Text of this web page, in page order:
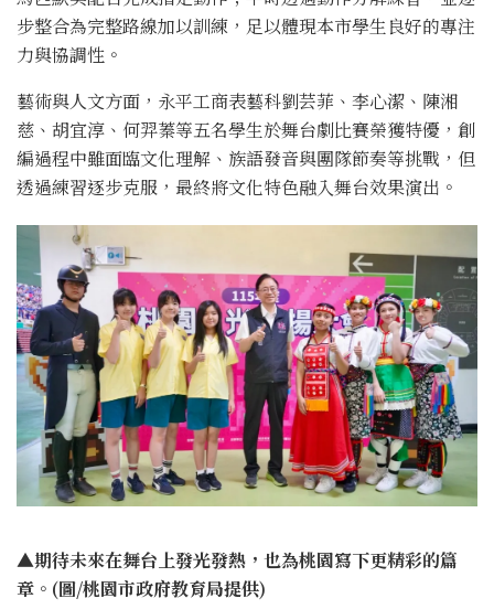
步整合為完整路線加以訓練，足以體現本市學生良好的專注
力與協調性。
藝術與人文方面，永平工商表藝科劉芸菲、李心潔、陳湘
慈、胡宜淳、何羿蓁等五名學生於舞台劇比賽榮獲特優，創
編過程中雖面臨文化理解、族語發音與團隊節奏等挑戰，但
透過練習逐步克服，最終將文化特色融入舞台效果演出。
▲期待未來在舞台上發光發熱，也為桃園寫下更精彩的篇
章。(圖/桃園市政府教育局提供)